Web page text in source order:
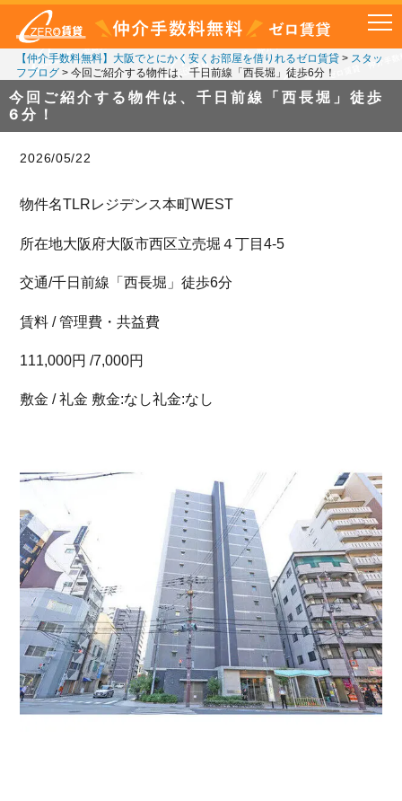
【仲介手数料無料】大阪でとにかく安くお部屋を借りれるゼロ賃貸> スタッ
フブログ> 今回ご紹介する物件は、千日前線「西長堀」徒歩6分！
今回ご紹介する物件は、千日前線「西長堀」徒歩
6分！
2026/05/22
物件名TLRレジデンス本町WEST
所在地大阪府大阪市西区立売堀４丁目4-5
交通/千日前線「西長堀」徒歩6分
賃料 / 管理費・共益費
111,000円 /7,000円
敷金 / 礼金 敷金:なし礼金:なし